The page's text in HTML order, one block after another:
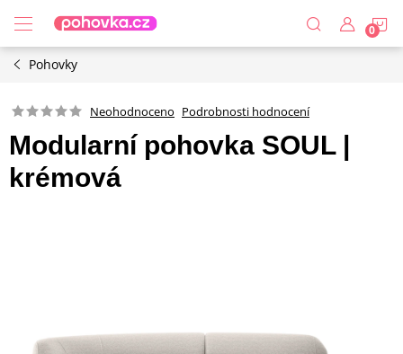
obsah
Pohovky
Neohodnoceno Podrobnosti hodnocení
Modularní pohovka SOUL |
krémová